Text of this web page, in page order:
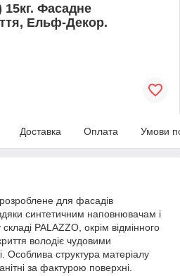
Фасадне
Ельф-Декор.
Доставка Оплата Умови
для фасадів
синтетичним наповнювачам і
PALAZZO, окрім відмінного
володіє чудовими
Особлива структура матеріалу
за фактурою поверхні.